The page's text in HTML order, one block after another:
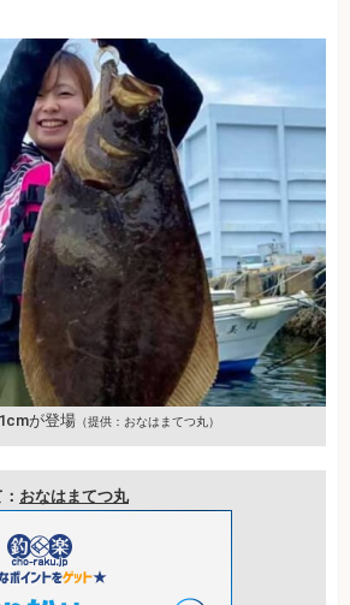
が登場（提供：おなはまてつ丸）
おなはまてつ丸